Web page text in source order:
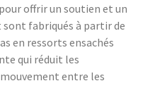
offrir un soutien et un
fabriqués à partir de
en ressorts ensachés
qui réduit les
entre les